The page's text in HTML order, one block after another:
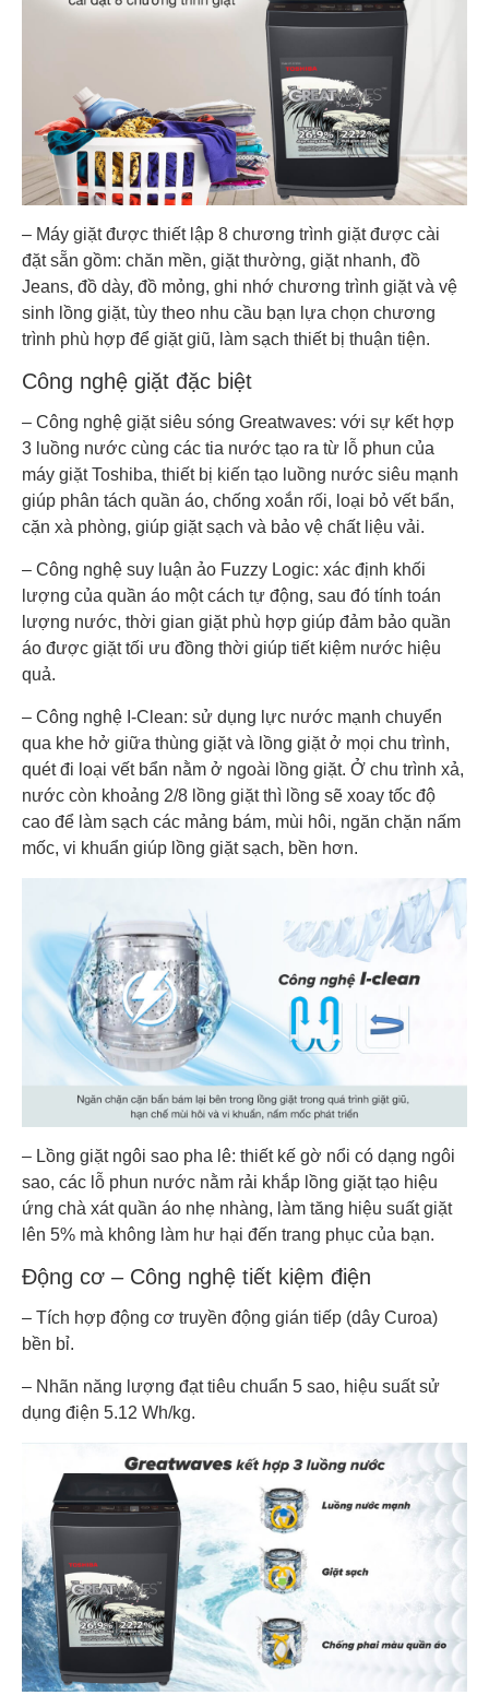
– Máy giặt được thiết lập 8 chương trình giặt được cài
đặt sẵn gồm: chăn mền, giặt thường, giặt nhanh, đồ
Jeans, đồ dày, đồ mỏng, ghi nhớ chương trình giặt và vệ
sinh lồng giặt, tùy theo nhu cầu bạn lựa chọn chương
trình phù hợp để giặt giũ, làm sạch thiết bị thuận tiện.
Công nghệ giặt đặc biệt
– Công nghệ giặt siêu sóng Greatwaves: với sự kết hợp
3 luồng nước cùng các tia nước tạo ra từ lỗ phun của
máy giặt Toshiba, thiết bị kiến tạo luồng nước siêu mạnh
giúp phân tách quần áo, chống xoắn rối, loại bỏ vết bẩn,
cặn xà phòng, giúp giặt sạch và bảo vệ chất liệu vải.
– Công nghệ suy luận ảo Fuzzy Logic: xác định khối
lượng của quần áo một cách tự động, sau đó tính toán
lượng nước, thời gian giặt phù hợp giúp đảm bảo quần
áo được giặt tối ưu đồng thời giúp tiết kiệm nước hiệu
quả.
– Công nghệ I-Clean: sử dụng lực nước mạnh chuyển
qua khe hở giữa thùng giặt và lồng giặt ở mọi chu trình,
quét đi loại vết bẩn nằm ở ngoài lồng giặt. Ở chu trình xả,
nước còn khoảng 2/8 lồng giặt thì lồng sẽ xoay tốc độ
cao để làm sạch các mảng bám, mùi hôi, ngăn chặn nấm
mốc, vi khuẩn giúp lồng giặt sạch, bền hơn.
– Lồng giặt ngôi sao pha lê: thiết kế gờ nổi có dạng ngôi
sao, các lỗ phun nước nằm rải khắp lồng giặt tạo hiệu
ứng chà xát quần áo nhẹ nhàng, làm tăng hiệu suất giặt
lên 5% mà không làm hư hại đến trang phục của bạn.
Động cơ – Công nghệ tiết kiệm điện
– Tích hợp động cơ truyền động gián tiếp (dây Curoa)
bền bỉ.
– Nhãn năng lượng đạt tiêu chuẩn 5 sao, hiệu suất sử
dụng điện 5.12 Wh/kg.